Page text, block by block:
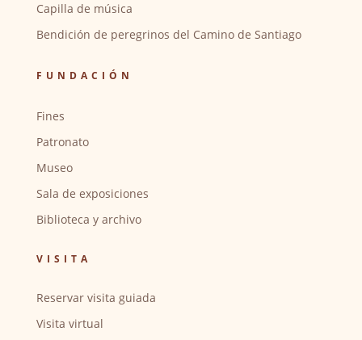
Capilla de música
Bendición de peregrinos del Camino de Santiago
FUNDACIÓN
Fines
Patronato
Museo
Sala de exposiciones
Biblioteca y archivo
VISITA
Reservar visita guiada
Visita virtual